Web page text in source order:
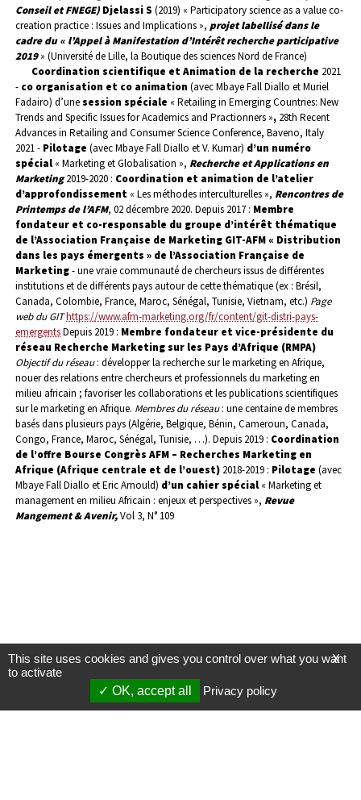
Conseil et FNEGE) Djelassi S (2019) « Participatory science as a value co-
creation practice : Issues and Implications », projet labellisé dans le
cadre du « l’Appel à Manifestation d’Intérêt recherche participative
2019» (Université de Lille, la Boutique des sciences Nord de France)
Coordination scientifique et Animation de la recherche 2021
- co organisation et co animation (avec Mbaye Fall Diallo et Muriel
Fadairo) d’unesession spéciale « Retailing in Emerging Countries: New
Trends and Specific Issues for Academics and Practionners », 28th Recent
Advances in Retailing and Consumer Science Conference, Baveno, Italy
2021 - Pilotage (avec Mbaye Fall Diallo et V. Kumar) d’un numéro
spécial « Marketing et Globalisation », Recherche et Applications en
Marketing2019-2020 : Coordination et animation de l’atelier
d’approfondissement « Les méthodes interculturelles », Rencontres de
Printemps de l’AFM, 02 décembre 2020. Depuis 2017 : Membre
fondateur et co-responsable du groupe d’intérêt thématique
de l’Association Française de Marketing GIT-AFM « Distribution
dans les pays émergents » de l’Association Française de
Marketing- une vraie communauté de chercheurs issus de différentes
institutions et de différents pays autour de cette thématique (ex : Brésil,
Canada, Colombie, France, Maroc, Sénégal, Tunisie, Vietnam, etc.) Page
web du GIThttps://www.afm-marketing.org/fr/content/git-distri-pays-
emergentsDepuis 2019 : Membre fondateur et vice-présidente du
réseau Recherche Marketing sur les Pays d’Afrique (RMPA)
Objectif du réseau: développer la recherche sur le marketing en Afrique,
nouer des relations entre chercheurs et professionnels du marketing en
milieu africain ; favoriser les collaborations et les publications scientifiques
sur le marketing en Afrique. Membres du réseau: une centaine de membres
basés dans plusieurs pays (Algérie, Belgique, Bénin, Cameroun, Canada,
Congo, France, Maroc, Sénégal, Tunisie, …). Depuis 2019 : Coordination
de l’offre Bourse Congrès AFM – Recherches Marketing en
Afrique (Afrique centrale et de l’ouest) 2018-2019 : Pilotage (avec
Mbaye Fall Diallo et Eric Arnould) d’un cahier spécial « Marketing et
management en milieu Africain : enjeux et perspectives », Revue
Mangement & Avenir,Vol 3, N° 109
X
This site uses cookies and gives you control over what you want
to activate
OK, accept all
Privacy policy